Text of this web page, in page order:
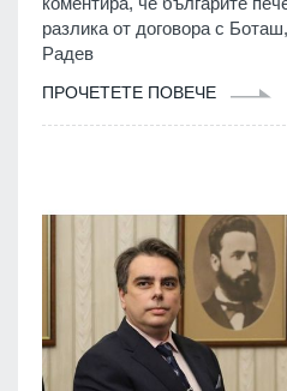
разлика от договора с
Радев
ПРОЧЕТЕТЕ ПОВЕЧЕ